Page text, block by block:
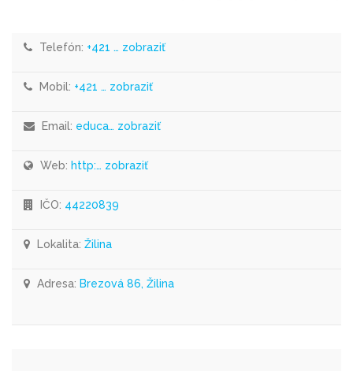
Telefón: +421 … zobraziť
Mobil: +421 … zobraziť
Email: educa… zobraziť
Web: http:… zobraziť
IČO: 44220839
Lokalita: Žilina
Adresa: Brezová 86, Žilina